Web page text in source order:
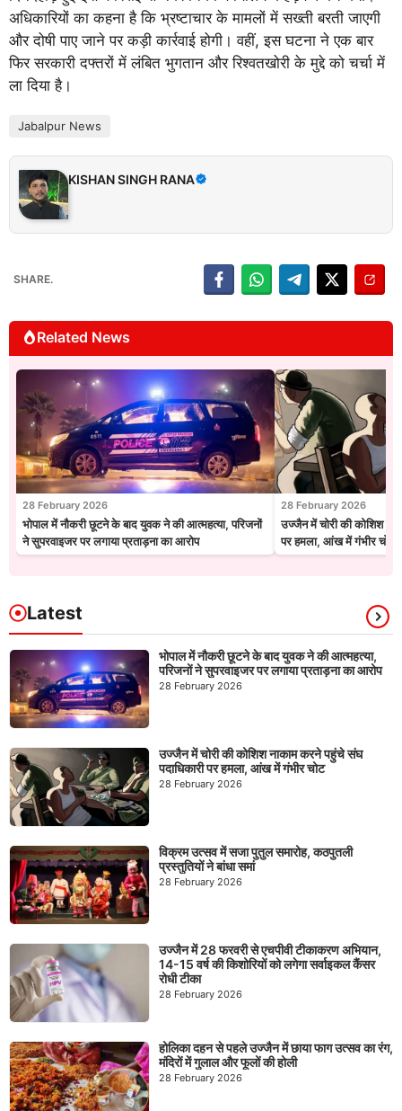
अधिकारियों का कहना है कि भ्रष्टाचार के मामलों में सख्ती बरती जाएगी
और दोषी पाए जाने पर कड़ी कार्रवाई होगी। वहीं, इस घटना ने एक बार
फिर सरकारी दफ्तरों में लंबित भुगतान और रिश्वतखोरी के मुद्दे को चर्चा में
ला दिया है।
Jabalpur News
KISHAN SINGH RANA
SHARE.
Related News
28 February 2026
भोपाल में नौकरी छूटने के बाद युवक ने की आत्महत्या, परिजनों
ने सुपरवाइजर पर लगाया प्रताड़ना का आरोप
28 February 2026
उज्जैन में चोरी की कोशिश
पर हमला, आंख में गंभीर चोट
Latest
भोपाल में नौकरी छूटने के बाद युवक ने की आत्महत्या,
परिजनों ने सुपरवाइजर पर लगाया प्रताड़ना का आरोप
28 February 2026
उज्जैन में चोरी की कोशिश नाकाम करने पहुंचे संघ
पदाधिकारी पर हमला, आंख में गंभीर चोट
28 February 2026
विक्रम उत्सव में सजा पुतुल समारोह, कठपुतली
प्रस्तुतियों ने बांधा समां
28 February 2026
उज्जैन में 28 फरवरी से एचपीवी टीकाकरण अभियान,
14-15 वर्ष की किशोरियों को लगेगा सर्वाइकल कैंसर
रोधी टीका
28 February 2026
होलिका दहन से पहले उज्जैन में छाया फाग उत्सव का रंग,
मंदिरों में गुलाल और फूलों की होली
28 February 2026